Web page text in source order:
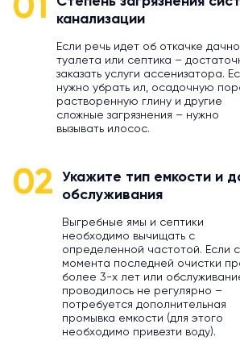
01
канализации
Если речь идет об откачке
туалета или септика –
заказать услуги ассенизатора.
нужно убрать ил, осадочную
растворенную глину и другие
сложные загрязнения – нужно
вызывать илосос.
02
Укажите тип емкости и
обслуживания
Выгребные ямы и септики
необходимо вычищать с
определенной частотой. Если с
момента последней очистки
более 3-х лет или
проводилось не регулярно –
потребуется дополнительная
промывка емкости (для этого
необходимо привезти воду).